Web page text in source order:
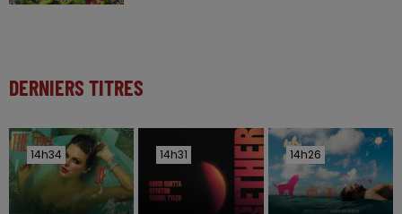
DERNIERS TITRES
14h34
14h34 14h31
14h31 14h26
14h26